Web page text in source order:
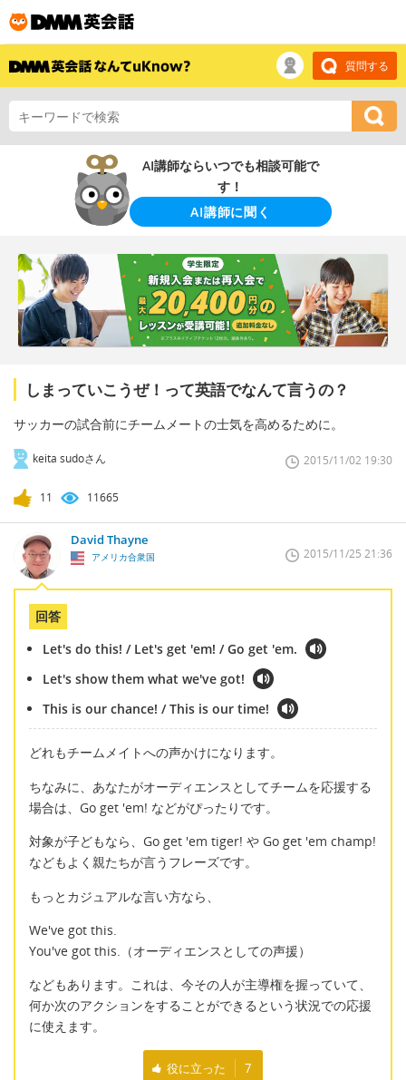
質問する
AI講師ならいつでも相談可能で
す！
AI講師に聞く
しまっていこうぜ！って英語でなんて言うの？
サッカーの試合前にチームメートの士気を高めるために。
keita sudoさん 2015/11/02 19:30
11 11665
David Thayne
アメリカ合衆国 2015/11/25 21:36
回答
Let's do this! / Let's get 'em! / Go get 'em.
Let's show them what we've got!
This is our chance! / This is our time!
どれもチームメイトへの声かけになります。
ちなみに、あなたがオーディエンスとしてチームを応援する
場合は、Go get 'em! などがぴったりです。
対象が子どもなら、Go get 'em tiger! や Go get 'em champ!
などもよく親たちが言うフレーズです。
もっとカジュアルな言い方なら、
We've got this.
You've got this.（オーディエンスとしての声援）
などもあります。これは、今その人が主導権を握っていて、
何か次のアクションをすることができるという状況での応援
に使えます。
役に立った 7